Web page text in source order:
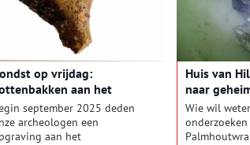
op vrijdag:
aan het
(I)
september 2025 deden
archeologen een
aan het
Huis van
naar
Wie wil